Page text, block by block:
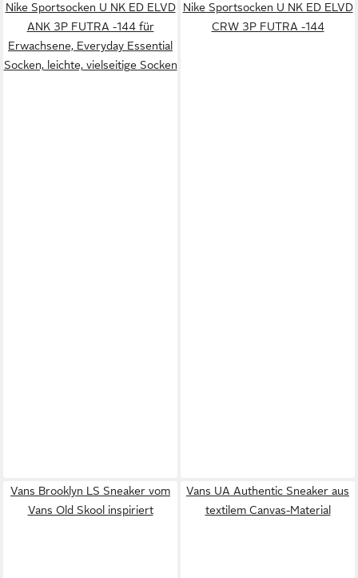
Nike Sportsocken U NK ED ELVD
ANK 3P FUTRA -144 für
Erwachsene, Everyday Essential
Socken, leichte, vielseitige Socken
Nike Sportsocken U NK ED ELVD
CRW 3P FUTRA -144
Vans Brooklyn LS Sneaker vom
Vans Old Skool inspiriert
Vans UA Authentic Sneaker aus
textilem Canvas-Material